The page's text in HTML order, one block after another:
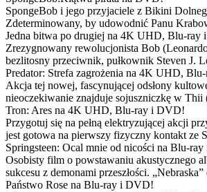
SpongeBob i jego przyjaciele z Bikini
Zdeterminowany, by udowodnić Panu
Jedna bitwa po drugiej na 4K UHD, Blu-ray
Zrezygnowany rewolucjonista Bob
bezlitosny przeciwnik, pułkownik Steven J.
Predator: Strefa zagrożenia na 4K UHD,
Akcja tej nowej, fascynującej odsłony
nieoczekiwanie znajduje sojuszniczkę w
Tron: Ares na 4K UHD, Blu-ray i DVD!
Przygotuj się na pełną elektryzującej akcji
jest gotowa na pierwszy fizyczny kontakt ze
Springsteen: Ocal mnie od nicości na Blu-
Osobisty film o powstawaniu akustycznego
sukcesu z demonami przeszłości.
Państwo Rose na Blu-ray i DVD!